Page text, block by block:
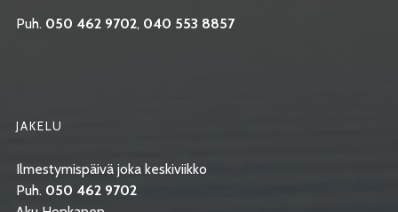
Puh. 050 462 9702, 040 553 8857
JAKELU
Ilmestymispäivä joka keskiviikko
Puh. 050 462 9702